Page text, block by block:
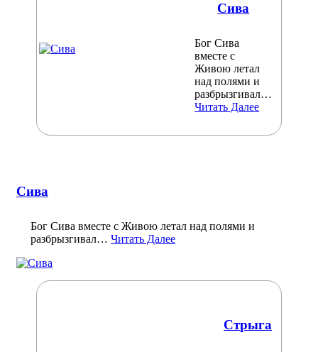
Сива
Бог Сива
вместе с
Живою летал
над полями и
разбрызгивал…
Читать Далее
Сива
Бог Сива вместе с Живою летал над полями и
разбрызгивал… Читать Далее
Стрыга